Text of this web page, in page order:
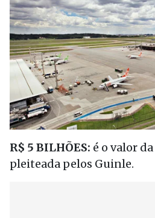
R$ 5 BILHÕES: é o valor
pleiteada pelos Guinle.